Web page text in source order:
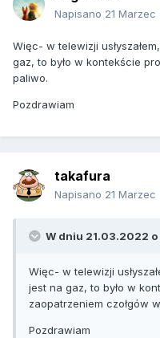
Napisano 21 Marzec
Więc- w telewizji
gaz, to było w kontekście
paliwo.
Pozdrawiam
takafura
Napisano 21 Marzec
W dniu 21.03.2022 o
Więc- w telewizji
jest na gaz, to było w
zaopatrzeniem czołgów
Pozdrawiam